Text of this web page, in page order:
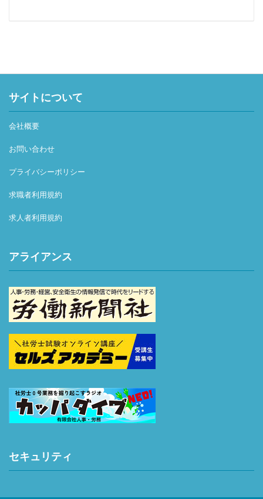
サイトについて
会社概要
お問い合わせ
プライバシーポリシー
求職者利用規約
求人者利用規約
アライアンス
セキュリティ